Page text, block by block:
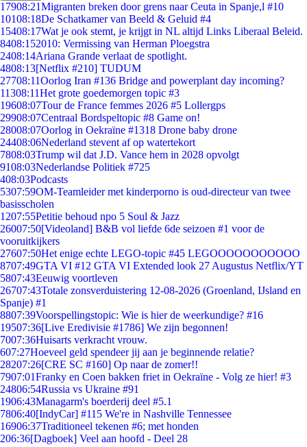
17908:21Migranten breken door grens naar Ceuta in Spanje,l #10
10108:18De Schatkamer van Beeld & Geluid #4
15408:17Wat je ook stemt, je krijgt in NL altijd Links Liberaal Beleid.
8408:152010: Vermissing van Herman Ploegstra
2408:14Ariana Grande verlaat de spotlight.
4808:13[Netflix #210] TUDUM
27708:11Oorlog Iran #136 Bridge and powerplant day incoming?
11308:11Het grote goedemorgen topic #3
19608:07Tour de France femmes 2026 #5 Lollergps
29908:07Centraal Bordspeltopic #8 Game on!
28008:07Oorlog in Oekraïne #1318 Drone baby drone
24408:06Nederland stevent af op watertekort
7808:03Trump wil dat J.D. Vance hem in 2028 opvolgt
9108:03Nederlandse Politiek #725
408:03Podcasts
5307:59OM-Teamleider met kinderporno is oud-directeur van twee
basisscholen
1207:55Petitie behoud npo 5 Soul & Jazz
26007:50[Videoland] B&B vol liefde 6de seizoen #1 voor de
vooruitkijkers
27607:50Het enige echte LEGO-topic #45 LEGOOOOOOOOOOO
8707:49GTA VI #12 GTA VI Extended look 27 Augustus Netflix/YT
5807:43Eeuwig voortleven
26707:43Totale zonsverduistering 12-08-2026 (Groenland, IJsland en
Spanje) #1
8807:39Voorspellingstopic: Wie is hier de weerkundige? #16
19507:36[Live Eredivisie #1786] We zijn begonnen!
7007:36Huisarts verkracht vrouw.
607:27Hoeveel geld spendeer jij aan je beginnende relatie?
28207:26[CRE SC #160] Op naar de zomer!!
7907:01Franky en Coen bakken friet in Oekraïne - Volg ze hier! #3
24806:54Russia vs Ukraine #91
1906:43Managarm's boerderij deel #5.1
7806:40[IndyCar] #115 We're in Nashville Tennessee
16906:37Traditioneel tekenen #6; met honden
206:36[Dagboek] Veel aan hoofd - Deel 28